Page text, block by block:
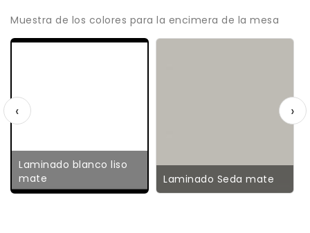
Muestra de los colores para la encimera de la mesa
Laminado blanco liso
mate
Laminado Seda mate
‹ ›